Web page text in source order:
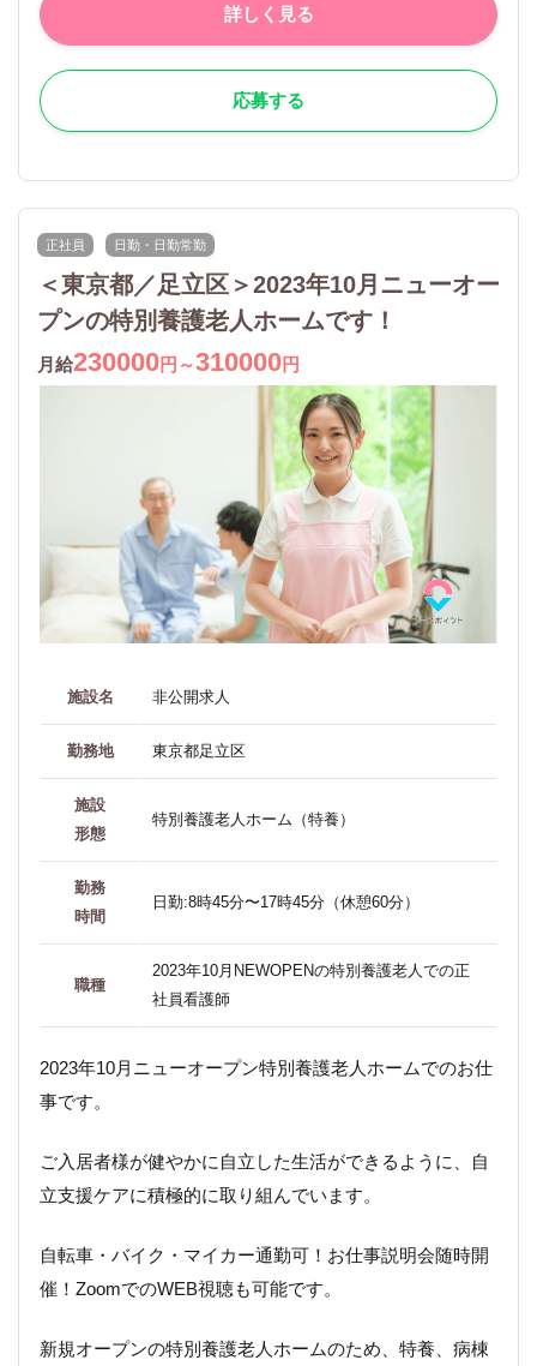
詳しく見る
応募する
正社員 日勤・日勤常勤
＜東京都／足立区＞2023年10月ニューオー
プンの特別養護老人ホームです！
月給230000円～310000円
施設名 非公開求人
勤務地 東京都足立区
施設
形態
特別養護老人ホーム（特養）
勤務
時間
日勤:8時45分〜17時45分（休憩60分）
職種
2023年10月NEWOPENの特別養護老人での正
社員看護師
2023年10月ニューオープン特別養護老人ホームでのお仕
事です。
ご入居者様が健やかに自立した生活ができるように、自
立支援ケアに積極的に取り組んでいます。
自転車・バイク・マイカー通勤可！お仕事説明会随時開
催！ZoomでのWEB視聴も可能です。
新規オープンの特別養護老人ホームのため、特養、病棟